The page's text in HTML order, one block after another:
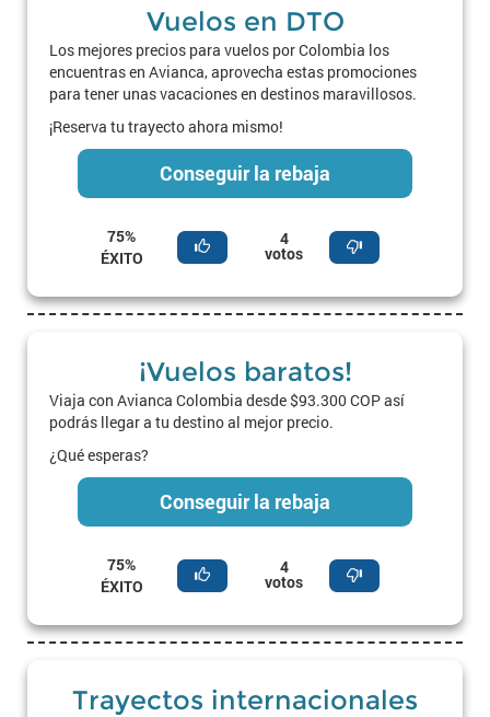
Vuelos en DTO
Los mejores precios para vuelos por Colombia los
encuentras en Avianca, aprovecha estas promociones
para tener unas vacaciones en destinos maravillosos.
¡Reserva tu trayecto ahora mismo!
Conseguir la rebaja
75%
ÉXITO
4
votos
¡Vuelos baratos!
Viaja con Avianca Colombia desde $93.300 COP así
podrás llegar a tu destino al mejor precio.
¿Qué esperas?
Conseguir la rebaja
75%
ÉXITO
4
votos
Trayectos internacionales